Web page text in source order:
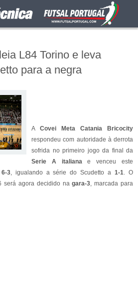
L84 Torino e leva
para a negra
A Covei Meta Catania Bricocity
respondeu com autoridade à derrota
sofrida no primeiro jogo da final da
Serie A italianae venceu este
6-3, igualando a série do Scudetto a1-1. O
será agora decidido nagara-3, marcada para